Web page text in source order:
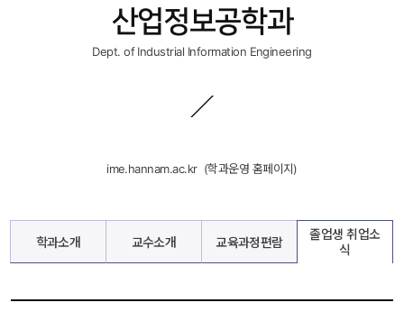
산업정보공학과
Dept. of Industrial Information Engineering
ime.hannam.ac.kr (학과운영 홈페이지)
학과소개 교수소개 교육과정편람
졸업생 취업소
식